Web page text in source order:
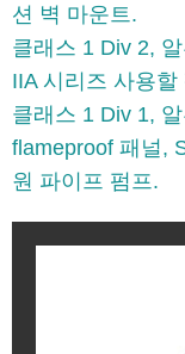
션 벽 마운트.
클래스 1 Div 2,
IIA 시리즈 사용
클래스 1 Div 1,
flameproof 패널,
원 파이프 펌프.